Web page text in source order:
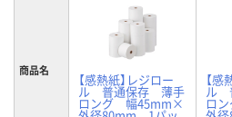
商品名
【感熱紙】レジロー
ル 普通保存 薄手
ロング 幅45mm×
【感
ル
ロ